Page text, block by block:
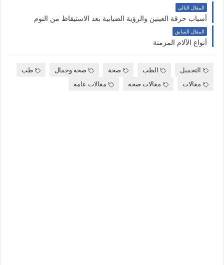
المقال التالي
أسباب حرقة العينين والرؤية الضبابية بعد الاستيقاظ من النوم
المقال السابق
أنواع الآلام المزمنة
التجميل الطب صحة صحة وجمال
طب
مقالات
مقالات صحة مقالات عامة